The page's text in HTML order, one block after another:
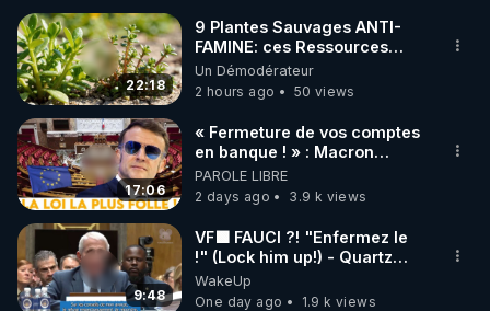
22:18
9 Plantes Sauvages ANTI-
FAMINE: ces Ressources
JARDIN&des Haies
Un Démodérateur
2 hours ago
50 views
17:06
« Fermeture de vos comptes
en banque ! » : Macron
impose une loi folle !
PAROLE LIBRE
2 days ago
3.9 k views
9:48
VF🟩 FAUCI ?! "Enfermez le
!" (Lock him up!) - Quartz
Traduction
WakeUp
One day ago
1.9 k views